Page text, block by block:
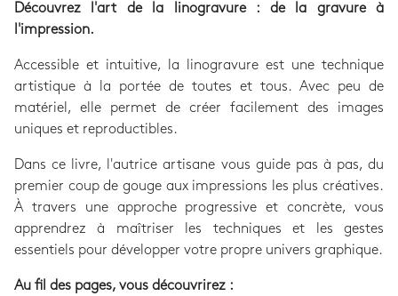
Découvrez l'art de la linogravure : de la gravure à
l'impression.
Accessible et intuitive, la linogravure est une technique
artistique à la portée de toutes et tous. Avec peu de
matériel, elle permet de créer facilement des images
uniques et reproductibles.
Dans ce livre, l'autrice artisane vous guide pas à pas, du
premier coup de gouge aux impressions les plus créatives.
À travers une approche progressive et concrète, vous
apprendrez à maîtriser les techniques et les gestes
essentiels pour développer votre propre univers graphique.
Au fil des pages, vous découvrirez :